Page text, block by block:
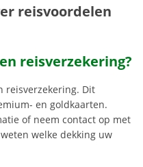
reisvoordelen
reisverzekering?
reisverzekering. Dit
en goldkaarten.
of neem contact op met
welke dekking uw